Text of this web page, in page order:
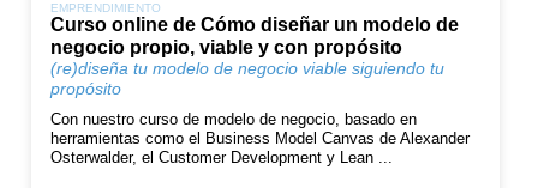
EMPRENDIMIENTO
Curso online de Cómo diseñar un modelo de
negocio propio, viable y con propósito
(re)diseña tu modelo de negocio viable siguiendo tu
propósito
Con nuestro curso de modelo de negocio, basado en
herramientas como el Business Model Canvas de Alexander
Osterwalder, el Customer Development y Lean ...